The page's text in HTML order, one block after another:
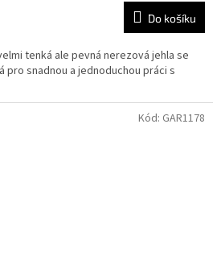
Do košíku
tenká ale pevná nerezová jehla se
pro snadnou a jednoduchou práci s
Kód: GAR1178